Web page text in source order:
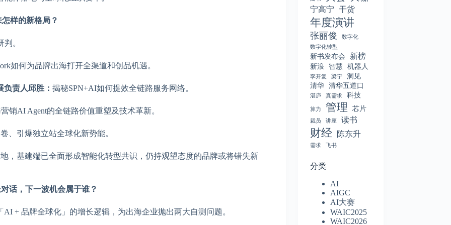
样的新格局？
。
如何为品牌出海打开全渠道和创品机遇。
责人邱胜： 揭秘SPN+AI如何提效全链路服务网络。
销AI Agent的全链路价值重塑及技术革新。
、引爆独立站全球化新势能。
，基建端已全面形成智能化转型共识，仍持观望态度的品牌或将错失新
话，下一波机会属于谁？
+ 品牌全球化」的增长逻辑，为出海企业抛出两大自测问题。
宁高宁 干货
年度演讲
张丽俊
数字化
数字化转型
新书发布会 新榜
新浪 智慧 机器人
李开复 梁宁
洞见
清华
清华五道口
湛庐 真需求 科技
算力 管理 芯片
裁员 讲座 读书
财经 陈东升
需求 飞书
分类
AI
AIGC
AI大赛
WAIC2025
WAIC2026